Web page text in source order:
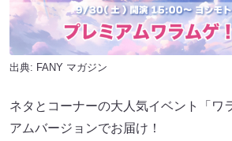
出典: FANY マガジン
ネタとコーナーの大人気イベント「ワ
アムバージョンでお届け！